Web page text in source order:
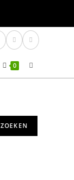
0 TOGGLE
ZOEKEN
ZOEKEN